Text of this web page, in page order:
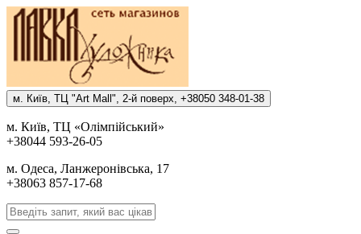
м. Киïв, ТЦ "Art Mall", 2-й поверх, +38050 348-01-38
м. Киïв, ТЦ «Олiмпiйський»
+38044 593-26-05
м. Одеса, Ланжеронiвська, 17
+38063 857-17-68